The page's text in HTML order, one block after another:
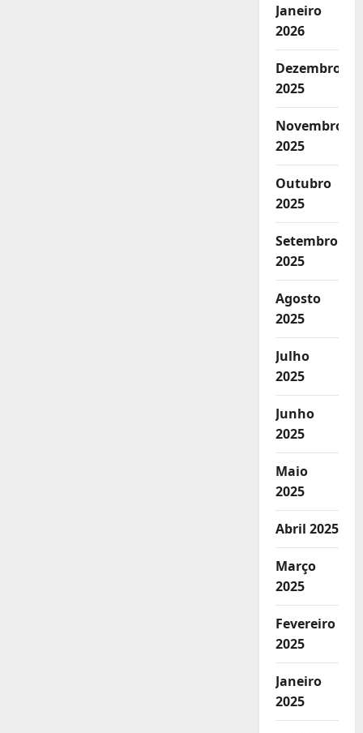
Janeiro
2026
Dezembro
2025
Novembro
2025
Outubro
2025
Setembro
2025
Agosto
2025
Julho
2025
Junho
2025
Maio
2025
Abril 2025
Março
2025
Fevereiro
2025
Janeiro
2025